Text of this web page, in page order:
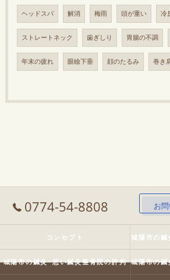
ヘッドスパ 解消 梅雨 頭が重い 冷
ストレートネック 歯ぎしり 胃腸の不調
年末の疲れ 眼瞼下垂 顔のたるみ 巻き
0774-54-8808 お
コンセプト
城陽市の鍼灸･想い鍼灸整骨院の評判